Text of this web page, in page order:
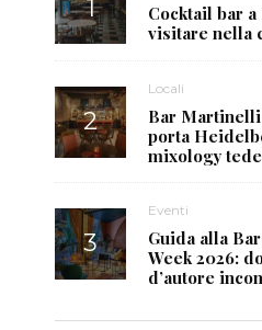
Cocktail bar
visitare nella
Locali
Bar
porta
mixology
Eventi
Guida alla
Week 2026:
d’autore